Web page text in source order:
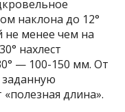
наклона до 12°
не менее чем на
нахлест
— 100-150 мм. От
«полезная длина».